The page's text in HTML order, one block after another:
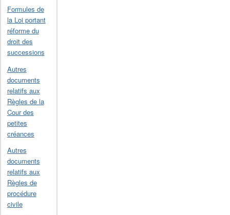
Formules de
la Loi portant
réforme du
droit des
successions
Autres
documents
relatifs aux
Règles de la
Cour des
petites
créances
Autres
documents
relatifs aux
Règles de
procédure
civile